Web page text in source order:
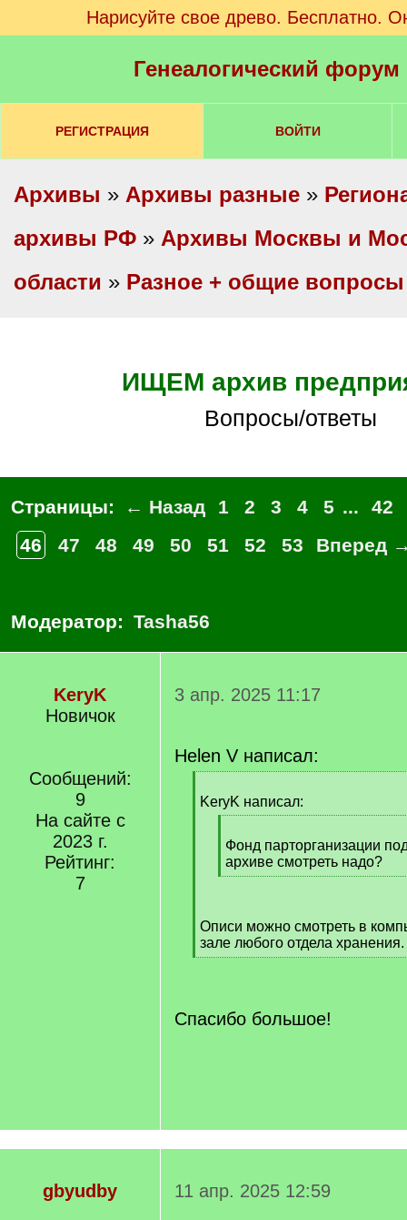
Нарисуйте свое древо. Бесплатно.
Генеалогический
РЕГИСТРАЦИЯ ВОЙТИ
Архивы » Архивы разные »
архивы РФ » Архивы Москвы и
области » Разное + общие вопросы
ИЩЕМ архив
Вопросы/ответы
Страницы: ← Назад 1 2 3 4 5 ...
42
46
47 48 49 50 51 52 53 Вперед
Модератор: Tasha56
KeryK
Новичок
Сообщений:
9
На сайте с
2023 г.
Рейтинг:
7
3 апр. 2025 11:17
Helen V написал:
q
KeryK написал:
q
]
Фонд парторганизации
архиве смотреть надо?
[
]
Описи можно смотреть в
зале любого отдела
[
Спасибо большое!
gbyudby
11 апр. 2025 12:59